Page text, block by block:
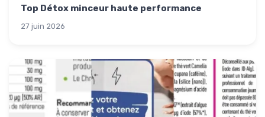
Top Détox minceur haute performance
27 juin 2026